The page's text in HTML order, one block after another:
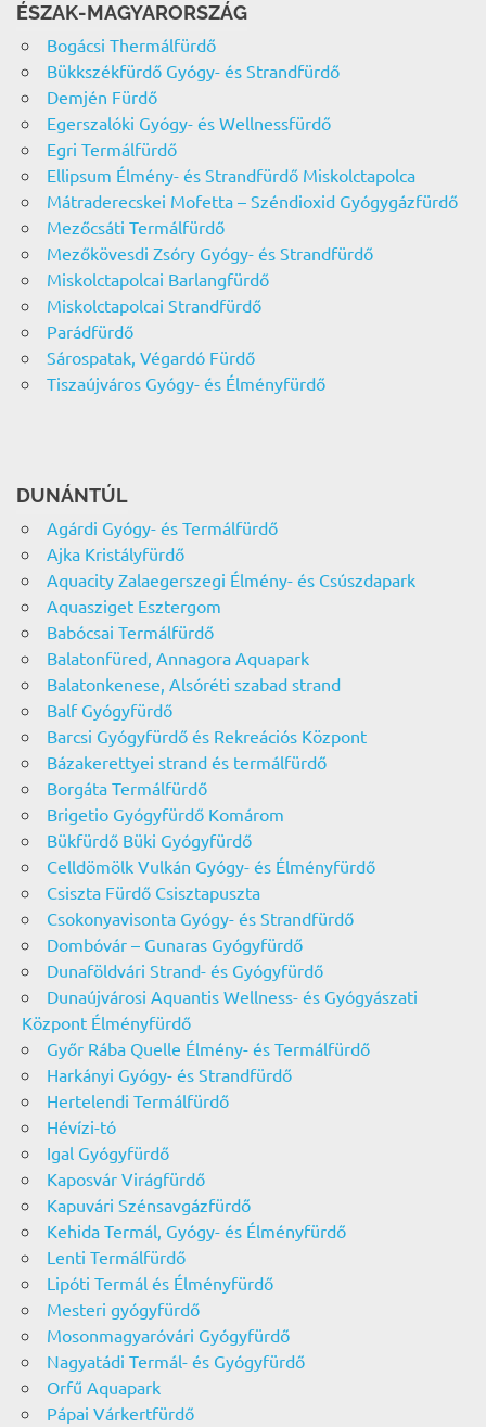
ÉSZAK-MAGYARORSZÁG
Bogácsi Thermálfürdő
Bükkszékfürdő Gyógy- és Strandfürdő
Demjén Fürdő
Egerszalóki Gyógy- és Wellnessfürdő
Egri Termálfürdő
Ellipsum Élmény- és Strandfürdő Miskolctapolca
Mátraderecskei Mofetta – Széndioxid Gyógygázfürdő
Mezőcsáti Termálfürdő
Mezőkövesdi Zsóry Gyógy- és Strandfürdő
Miskolctapolcai Barlangfürdő
Miskolctapolcai Strandfürdő
Parádfürdő
Sárospatak, Végardó Fürdő
Tiszaújváros Gyógy- és Élményfürdő
DUNÁNTÚL
Agárdi Gyógy- és Termálfürdő
Ajka Kristályfürdő
Aquacity Zalaegerszegi Élmény- és Csúszdapark
Aquasziget Esztergom
Babócsai Termálfürdő
Balatonfüred, Annagora Aquapark
Balatonkenese, Alsóréti szabad strand
Balf Gyógyfürdő
Barcsi Gyógyfürdő és Rekreációs Központ
Bázakerettyei strand és termálfürdő
Borgáta Termálfürdő
Brigetio Gyógyfürdő Komárom
Bükfürdő Büki Gyógyfürdő
Celldömölk Vulkán Gyógy- és Élményfürdő
Csiszta Fürdő Csisztapuszta
Csokonyavisonta Gyógy- és Strandfürdő
Dombóvár – Gunaras Gyógyfürdő
Dunaföldvári Strand- és Gyógyfürdő
Dunaújvárosi Aquantis Wellness- és Gyógyászati
Központ Élményfürdő
Győr Rába Quelle Élmény- és Termálfürdő
Harkányi Gyógy- és Strandfürdő
Hertelendi Termálfürdő
Hévízi-tó
Igal Gyógyfürdő
Kaposvár Virágfürdő
Kapuvári Szénsavgázfürdő
Kehida Termál, Gyógy- és Élményfürdő
Lenti Termálfürdő
Lipóti Termál és Élményfürdő
Mesteri gyógyfürdő
Mosonmagyaróvári Gyógyfürdő
Nagyatádi Termál- és Gyógyfürdő
Orfű Aquapark
Pápai Várkertfürdő